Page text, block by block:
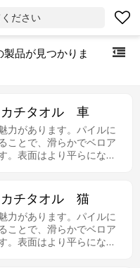
ださい
製品が見つかりま
カチタオル 車
力があります。パイルに
ことで、滑らかでベロア
。表面はより平らになる
いです。
カチタオル 猫
力があります。パイルに
ことで、滑らかでベロア
。表面はより平らになる